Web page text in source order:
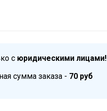
с юридическими лицами!
сумма заказа - 70 руб